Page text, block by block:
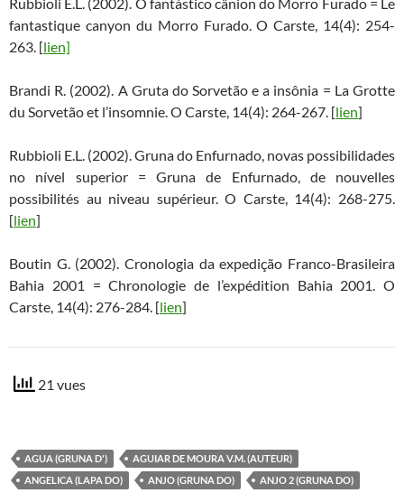
fantastique canyon du Morro Furado. O Carste, 14(4): 254-
263. [lien]
Brandi R. (2002). A Gruta do Sorvetão e a insônia = La Grotte
du Sorvetão et l’insomnie. O Carste, 14(4): 264-267. [lien]
Rubbioli E.L. (2002). Gruna do Enfurnado, novas possibilidades
no nível superior = Gruna de Enfurnado, de nouvelles
possibilités au niveau supérieur. O Carste, 14(4): 268-275.
[lien]
Boutin G. (2002). Cronologia da expedição Franco-Brasileira
Bahia 2001 = Chronologie de l’expédition Bahia 2001. O
Carste, 14(4): 276-284. [lien]
21 vues
AGUA (GRUNA D')
AGUIAR DE MOURA V.M. (AUTEUR)
ANGELICA (LAPA DO)
ANJO (GRUNA DO)
ANJO 2 (GRUNA DO)